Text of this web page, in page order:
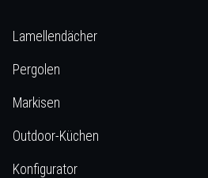
Lamellendächer
Pergolen
Markisen
Outdoor-Küchen
Konfigurator